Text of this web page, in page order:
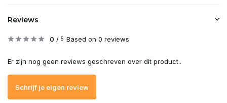
Reviews
0 / 5 Based on 0 reviews
Er zijn nog geen reviews geschreven over dit product..
Schrijf je eigen review